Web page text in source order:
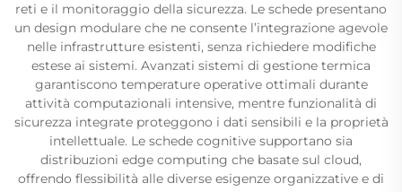
reti e il monitoraggio della sicurezza. Le schede presentano
un design modulare che ne consente l’integrazione agevole
nelle infrastrutture esistenti, senza richiedere modifiche
estese ai sistemi. Avanzati sistemi di gestione termica
garantiscono temperature operative ottimali durante
attività computazionali intensive, mentre funzionalità di
sicurezza integrate proteggono i dati sensibili e la proprietà
intellettuale. Le schede cognitive supportano sia
distribuzioni edge computing che basate sul cloud,
offrendo flessibilità alle diverse esigenze organizzative e di